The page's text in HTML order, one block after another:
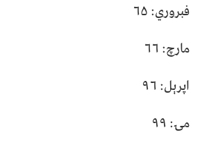
فبروري: ۶۵
مارچ: ۶۶
اپرېل: ۹۶
مۍ: ۹۹